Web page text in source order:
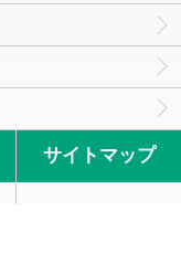
サイトマップ